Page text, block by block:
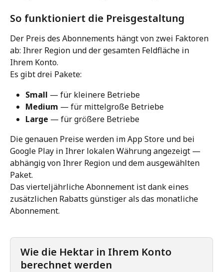
So funktioniert die Preisgestaltung
Der Preis des Abonnements hängt von zwei Faktoren
ab: Ihrer Region und der gesamten Feldfläche in
Ihrem Konto.
Es gibt drei Pakete:
Small — für kleinere Betriebe
Medium — für mittelgroße Betriebe
Large — für größere Betriebe
Die genauen Preise werden im App Store und bei
Google Play in Ihrer lokalen Währung angezeigt —
abhängig von Ihrer Region und dem ausgewählten
Paket.
Das vierteljährliche Abonnement ist dank eines
zusätzlichen Rabatts günstiger als das monatliche
Abonnement.
Wie die Hektar in Ihrem Konto
berechnet werden